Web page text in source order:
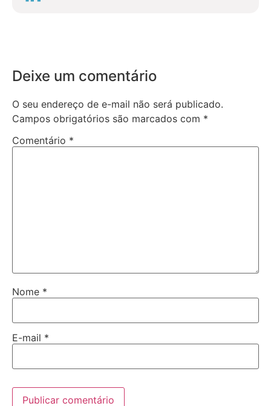
Deixe um comentário
O seu endereço de e-mail não será publicado.
Campos obrigatórios são marcados com *
Comentário *
Nome *
E-mail *